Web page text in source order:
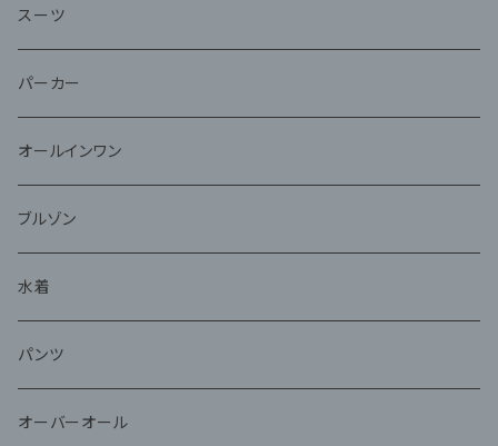
スーツ
パーカー
オールインワン
ブルゾン
水着
パンツ
オーバーオール